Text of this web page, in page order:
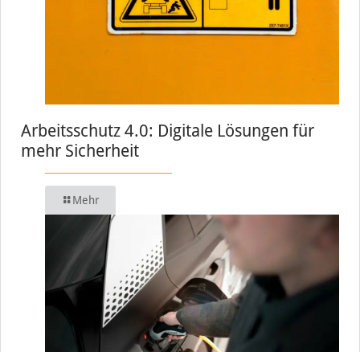
Arbeitsschutz 4.0: Digitale Lösungen für
mehr Sicherheit
Mehr